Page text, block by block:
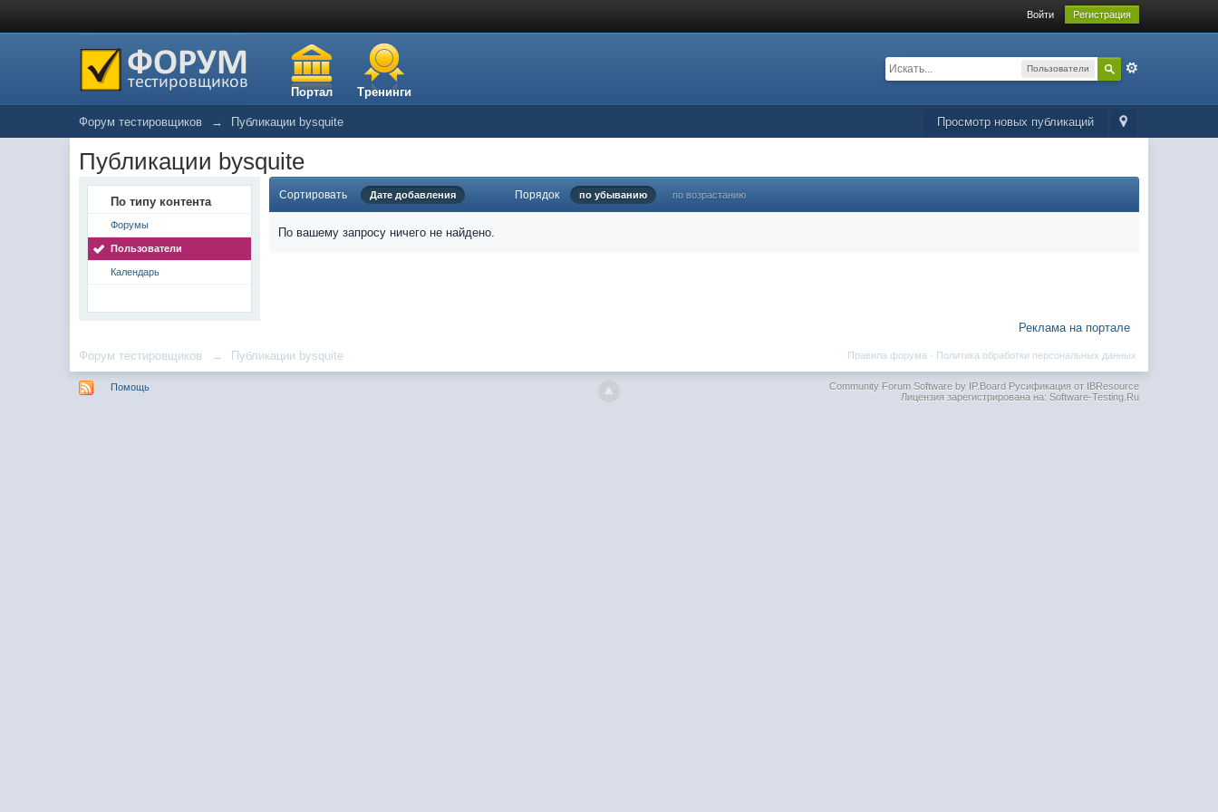
Войти Регистрация
Портал Тренинги
Пользователи
Просмотр новых публикаций
Форум тестировщиков → Публикации bysquite
Публикации bysquite
По типу контента
Форумы
Пользователи
Календарь
Сортировать Дате добавления Порядок по убыванию по возрастанию
По вашему запросу ничего не найдено.
Реклама на портале
Форум тестировщиков → Публикации bysquite Политика обработки персональных данных
Правила форума ·
Помощь Community Forum Software by IP.BoardРусификация от IBResource
Лицензия зарегистрирована на: Software-Testing.Ru